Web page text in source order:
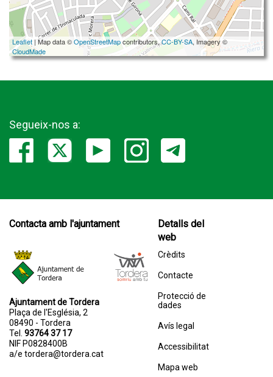
Leaflet | Map data ©OpenStreetMapcontributors,CC-BY-SA, Imagery ©
CloudMade
Segueix-nos a:
Contacta amb l'ajuntament
Ajuntament de Tordera
Plaça de l'Església, 2
08490 - Tordera
Tel. 93764 37 17
NIF P0828400B
a/e tordera@tordera.cat
Detalls del
web
Crèdits
Contacte
Protecció de
dades
Avís legal
Accessibilitat
Mapa web